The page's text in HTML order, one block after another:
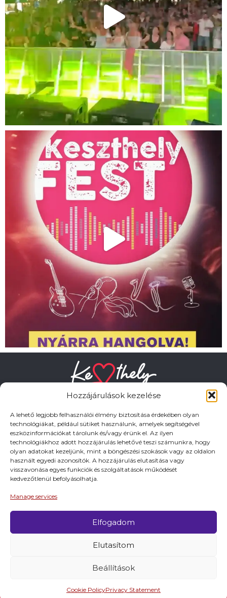
Hozzájárulások kezelése
A lehető legjobb felhasználói élmény biztosítása érdekében olyan
technológiákat, például sütiket használunk, amelyek segítségével
eszközinformációkat tárolunk és/vagy érünk el. Az ilyen
technológiákhoz adott hozzájárulás lehetővé teszi számunkra, hogy
olyan adatokat kezeljünk, mint a böngészési szokások vagy az oldalon
használt egyedi azonosítók. A hozzájárulás elutasítása vagy
visszavonása egyes funkciók és szolgáltatások működését
kedvezőtlenül befolyásolhatja.
Manage services
Elfogadom
Elutasítom
Beállítások
Cookie PolicyPrivacy Statement
HASZNOS LINKEK
Adatkezelési tájékoztató
Impresszum
© 2026 Minden jog fentartva.
A keszthely.hu KIADÓJA KESZTHELY VÁROS
Programok